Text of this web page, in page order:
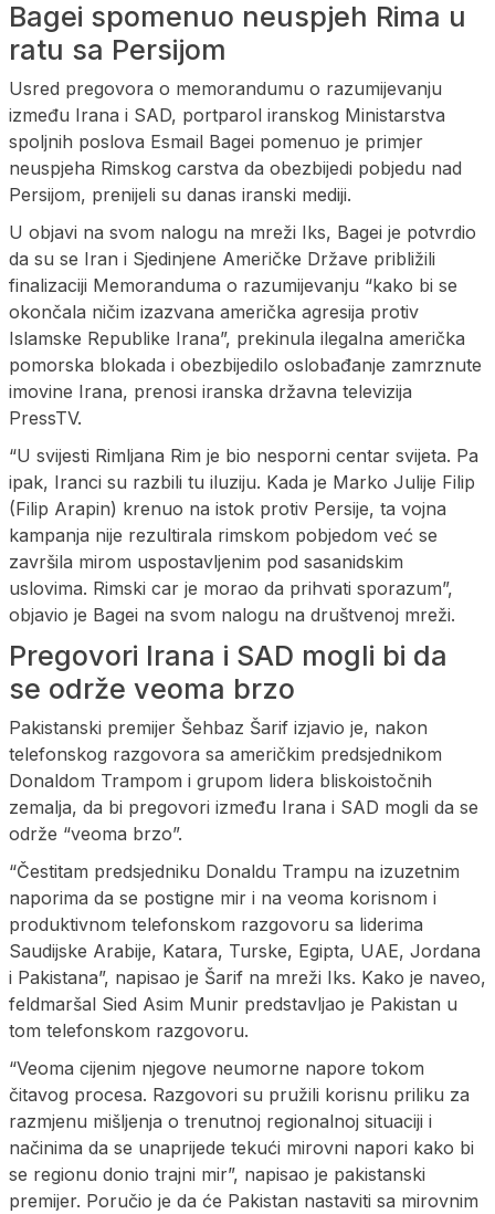
Bagei spomenuo neuspjeh Rima u
ratu sa Persijom
Usred pregovora o memorandumu o razumijevanju
između Irana i SAD, portparol iranskog Ministarstva
spoljnih poslova Esmail Bagei pomenuo je primjer
neuspjeha Rimskog carstva da obezbijedi pobjedu nad
Persijom, prenijeli su danas iranski mediji.
U objavi na svom nalogu na mreži Iks, Bagei je potvrdio
da su se Iran i Sjedinjene Američke Države približili
finalizaciji Memoranduma o razumijevanju “kako bi se
okončala ničim izazvana američka agresija protiv
Islamske Republike Irana”, prekinula ilegalna američka
pomorska blokada i obezbijedilo oslobađanje zamrznute
imovine Irana, prenosi iranska državna televizija
PressTV.
“U svijesti Rimljana Rim je bio nesporni centar svijeta. Pa
ipak, Iranci su razbili tu iluziju. Kada je Marko Julije Filip
(Filip Arapin) krenuo na istok protiv Persije, ta vojna
kampanja nije rezultirala rimskom pobjedom već se
završila mirom uspostavljenim pod sasanidskim
uslovima. Rimski car je morao da prihvati sporazum”,
objavio je Bagei na svom nalogu na društvenoj mreži.
Pregovori Irana i SAD mogli bi da
se održe veoma brzo
Pakistanski premijer Šehbaz Šarif izjavio je, nakon
telefonskog razgovora sa američkim predsjednikom
Donaldom Trampom i grupom lidera bliskoistočnih
zemalja, da bi pregovori između Irana i SAD mogli da se
održe “veoma brzo”.
“Čestitam predsjedniku Donaldu Trampu na izuzetnim
naporima da se postigne mir i na veoma korisnom i
produktivnom telefonskom razgovoru sa liderima
Saudijske Arabije, Katara, Turske, Egipta, UAE, Jordana
i Pakistana”, napisao je Šarif na mreži Iks. Kako je naveo,
feldmaršal Sied Asim Munir predstavljao je Pakistan u
tom telefonskom razgovoru.
“Veoma cijenim njegove neumorne napore tokom
čitavog procesa. Razgovori su pružili korisnu priliku za
razmjenu mišljenja o trenutnoj regionalnoj situaciji i
načinima da se unaprijede tekući mirovni napori kako bi
se regionu donio trajni mir”, napisao je pakistanski
premijer. Poručio je da će Pakistan nastaviti sa mirovnim